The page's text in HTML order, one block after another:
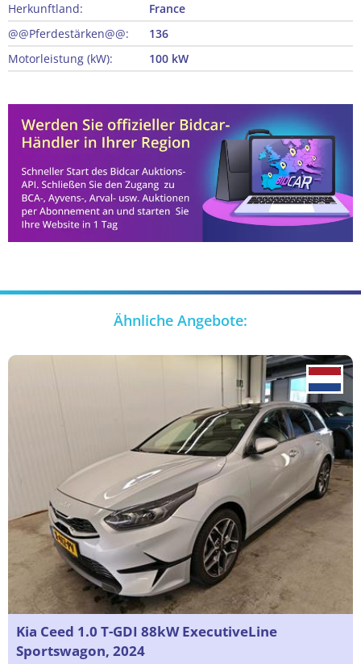
Herkunftland:
France
@@Pferdestärken@@:
136
Motorleistung (kW):
100 kW
Ähnliche Angebote:
Kia Ceed 1.0 T-GDI 88kW ExecutiveLine
Sportswagon, 2024